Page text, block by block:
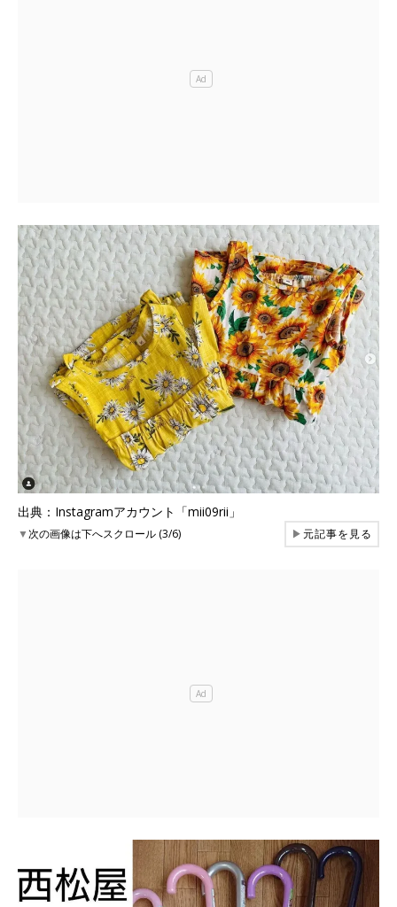
出典：Instagramアカウント「mii09rii」
▼次の画像は下へスクロール (3/6) ▶元記事を見る